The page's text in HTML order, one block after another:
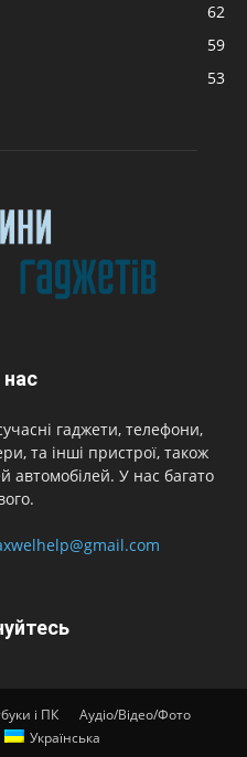
62
59
53
гаджети, телефони,
та інші пристрої, також
автомобілей. У нас багато
і ПК
Аудіо/Відео/Фото
Українська